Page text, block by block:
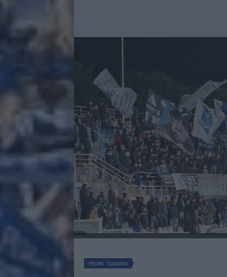
PRIMA SQUADRA